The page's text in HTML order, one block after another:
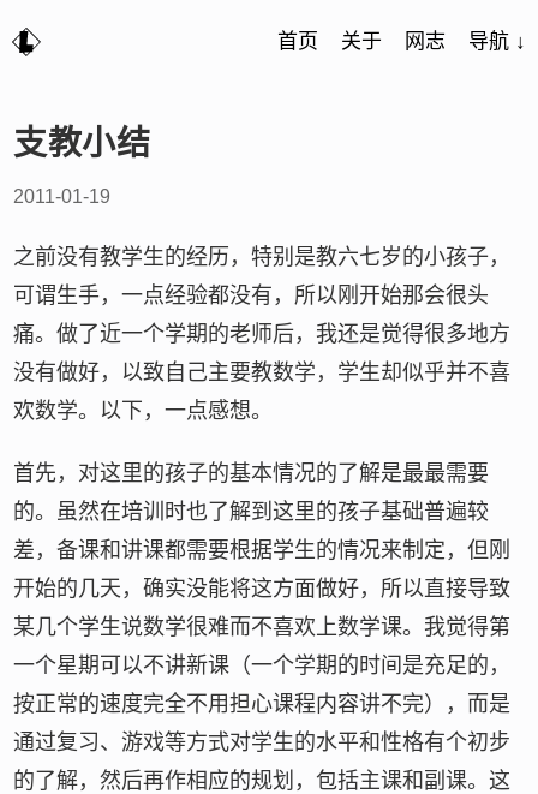
首页 关于 网志 导航 ↓
支教小结
2011-01-19
之前没有教学生的经历，特别是教六七岁的小孩子，
可谓生手，一点经验都没有，所以刚开始那会很头
痛。做了近一个学期的老师后，我还是觉得很多地方
没有做好，以致自己主要教数学，学生却似乎并不喜
欢数学。以下，一点感想。
首先，对这里的孩子的基本情况的了解是最最需要
的。虽然在培训时也了解到这里的孩子基础普遍较
差，备课和讲课都需要根据学生的情况来制定，但刚
开始的几天，确实没能将这方面做好，所以直接导致
某几个学生说数学很难而不喜欢上数学课。我觉得第
一个星期可以不讲新课（一个学期的时间是充足的，
按正常的速度完全不用担心课程内容讲不完），而是
通过复习、游戏等方式对学生的水平和性格有个初步
的了解，然后再作相应的规划，包括主课和副课。这